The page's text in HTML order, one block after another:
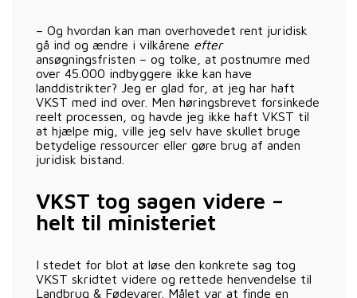
– Og hvordan kan man overhovedet rent juridisk
gå ind og ændre i vilkårene efter
ansøgningsfristen – og tolke, at postnumre med
over 45.000 indbyggere ikke kan have
landdistrikter? Jeg er glad for, at jeg har haft
VKST med ind over. Men høringsbrevet forsinkede
reelt processen, og havde jeg ikke haft VKST til
at hjælpe mig, ville jeg selv have skullet bruge
betydelige ressourcer eller gøre brug af anden
juridisk bistand.
VKST tog sagen videre –
helt til ministeriet
I stedet for blot at løse den konkrete sag tog
VKST skridtet videre og rettede henvendelse til
Landbrug & Fødevarer. Målet var at finde en